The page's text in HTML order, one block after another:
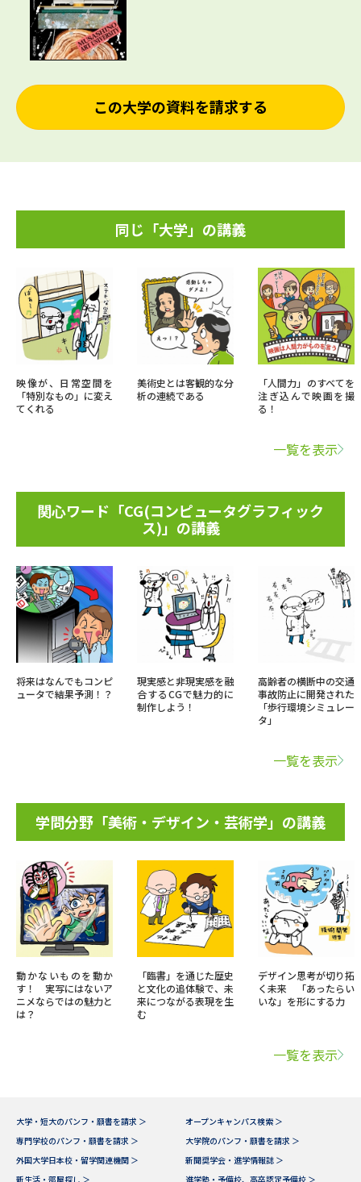
この大学の資料を請求する
同じ「大学」の講義
映像が、日常空間を
「特別なもの」に変え
てくれる
美術史とは客観的な分
析の連続である
「人間力」のすべてを
注ぎ込んで映画を撮
る！
一覧を表示
関心ワード「CG(コンピュータグラフィック
ス)」の講義
将来はなんでもコンピ
ュータで結果予測！？
現実感と非現実感を融
合するCGで魅力的に
制作しよう！
高齢者の横断中の交通
事故防止に開発された
「歩行環境シミュレー
タ」
一覧を表示
学問分野「美術・デザイン・芸術学」の講義
動かないものを動か
す！ 実写にはないア
ニメならではの魅力と
は？
「臨書」を通じた歴史
と文化の追体験で、未
来につながる表現を生
む
デザイン思考が切り拓
く未来 「あったらい
いな」を形にする力
一覧を表示
大学・短大のパンフ・願書を請求 ＞
オープンキャンパス検索 ＞
専門学校のパンフ・願書を請求 ＞
大学院のパンフ・願書を請求 ＞
外国大学日本校・留学関連機関 ＞
新聞奨学会・進学情報誌 ＞
新生活・部屋探し ＞
進学塾・予備校、高卒認定予備校 ＞